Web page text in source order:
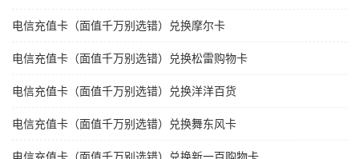
电信充值卡（面值千万别选错）兑换摩尔卡
电信充值卡（面值千万别选错）兑换松雷购物卡
电信充值卡（面值千万别选错）兑换洋洋百货
电信充值卡（面值千万别选错）兑换舞东风卡